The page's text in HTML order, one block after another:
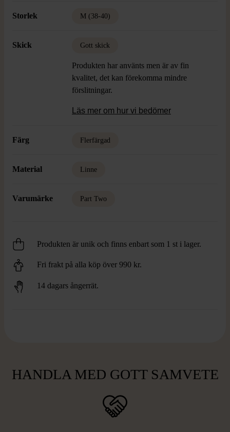
Storlek M (38-40)
Skick Gott skick
Produkten har använts men är av fin
kvalitet, det kan förekomma mindre
förslitningar.
Läs mer om hur vi bedömer
Färg Flerfärgad
Material Linne
Varumärke Part Two
Produkten är unik och finns enbart som 1 st i lager.
Fri frakt på alla köp över 990 kr.
14 dagars ångerrät.
HANDLA MED GOTT SAMVETE